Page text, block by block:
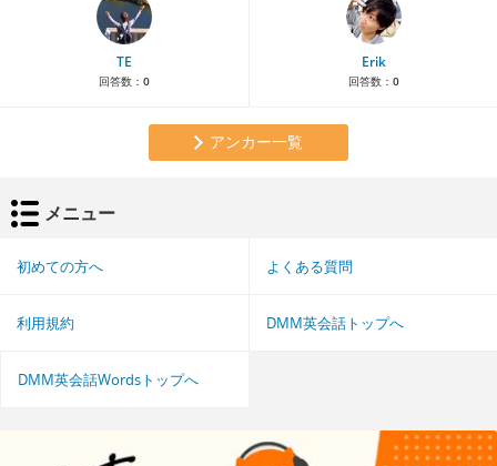
TE
回答数： 0
Erik
回答数： 0
アンカー一覧
メニュー
初めての方へ よくある質問
利用規約 DMM英会話トップへ
DMM英会話Wordsトップへ